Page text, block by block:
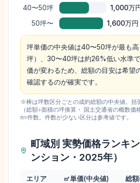
40〜50坪 1,000万
50坪〜 1,600万円
坪単価の中央値は40〜50坪が最も
坪）、30〜40坪は約26%低い水準
価が変わるため、総額の目安は希望
確認するのが確実です。
※棒は坪数区分ごとの成約総額の中央値。括
（総額÷面積の坪換算・ 国土交通省の概数価
n=件数。件数が少ない区分は参考値です。
町域別 実勢価格ランキ
ンション・2025年）
エリア ㎡単価(中央値) 総